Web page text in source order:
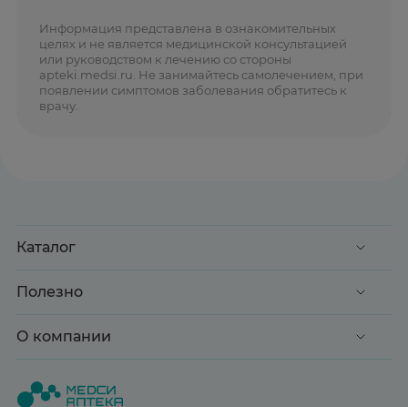
Информация представлена в ознакомительных
целях и не является медицинской консультацией
или руководством к лечению со стороны
apteki.medsi.ru. Не занимайтесь самолечением, при
появлении симптомов заболевания обратитесь к
врачу.
Каталог
Акции
Здоровье
Медицинские товары
Полезно
Доставка и оплата
Статьи и новости
О компании
Все аптеки